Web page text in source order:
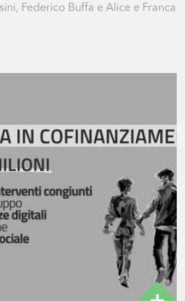
Federico Buffa e Alice e Franca